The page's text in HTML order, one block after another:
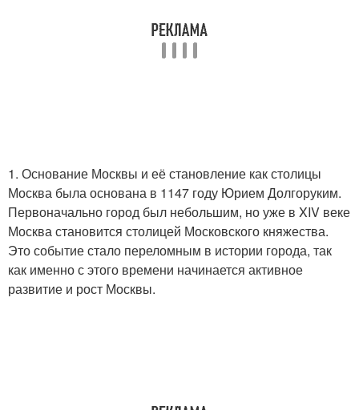
1. Основание Москвы и её становление как столицы
Москва была основана в 1147 году Юрием Долгоруким.
Первоначально город был небольшим, но уже в XIV веке
Москва становится столицей Московского княжества.
Это событие стало переломным в истории города, так
как именно с этого времени начинается активное
развитие и рост Москвы.